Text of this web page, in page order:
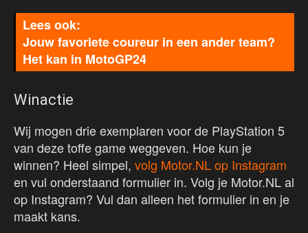
Jouw favoriete coureur in een ander team?
Het kan in MotoGP24
Winactie
Wij mogen drie exemplaren voor de PlayStation 5
van deze toffe game weggeven. Hoe kun je
winnen? Heel simpel, volg Motor.NL op Instagram
en vul onderstaand formulier in. Volg je Motor.NL al
op Instagram? Vul dan alleen het formulier in en je
maakt kans.